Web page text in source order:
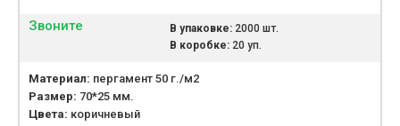
Звоните В упаковке:2000 шт.
В коробке:20 уп.
Материал: пергамент 50 г./м2
Размер: 70*25 мм.
Цвета: коричневый